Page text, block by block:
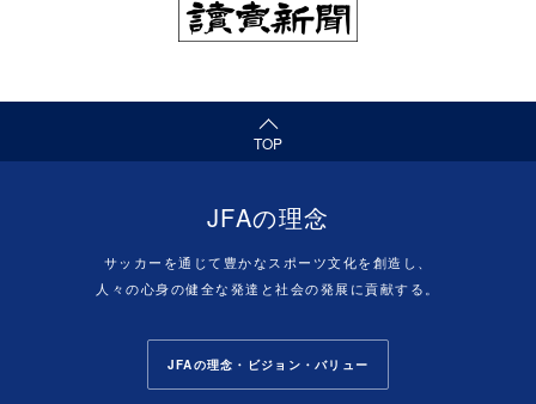
TOP
（ページの先頭へ）
JFAの理念
サッカーを通じて豊かなスポーツ文化を創造し、
人々の心身の健全な発達と社会の発展に貢献する。
JFAの理念・ビジョン・バリュー